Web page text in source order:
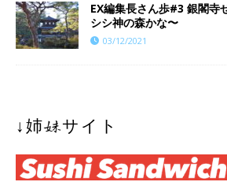
EX編集長さん歩#3 銀閣寺
シシ神の森かな〜
03/12/2021
↓姉妹サイト